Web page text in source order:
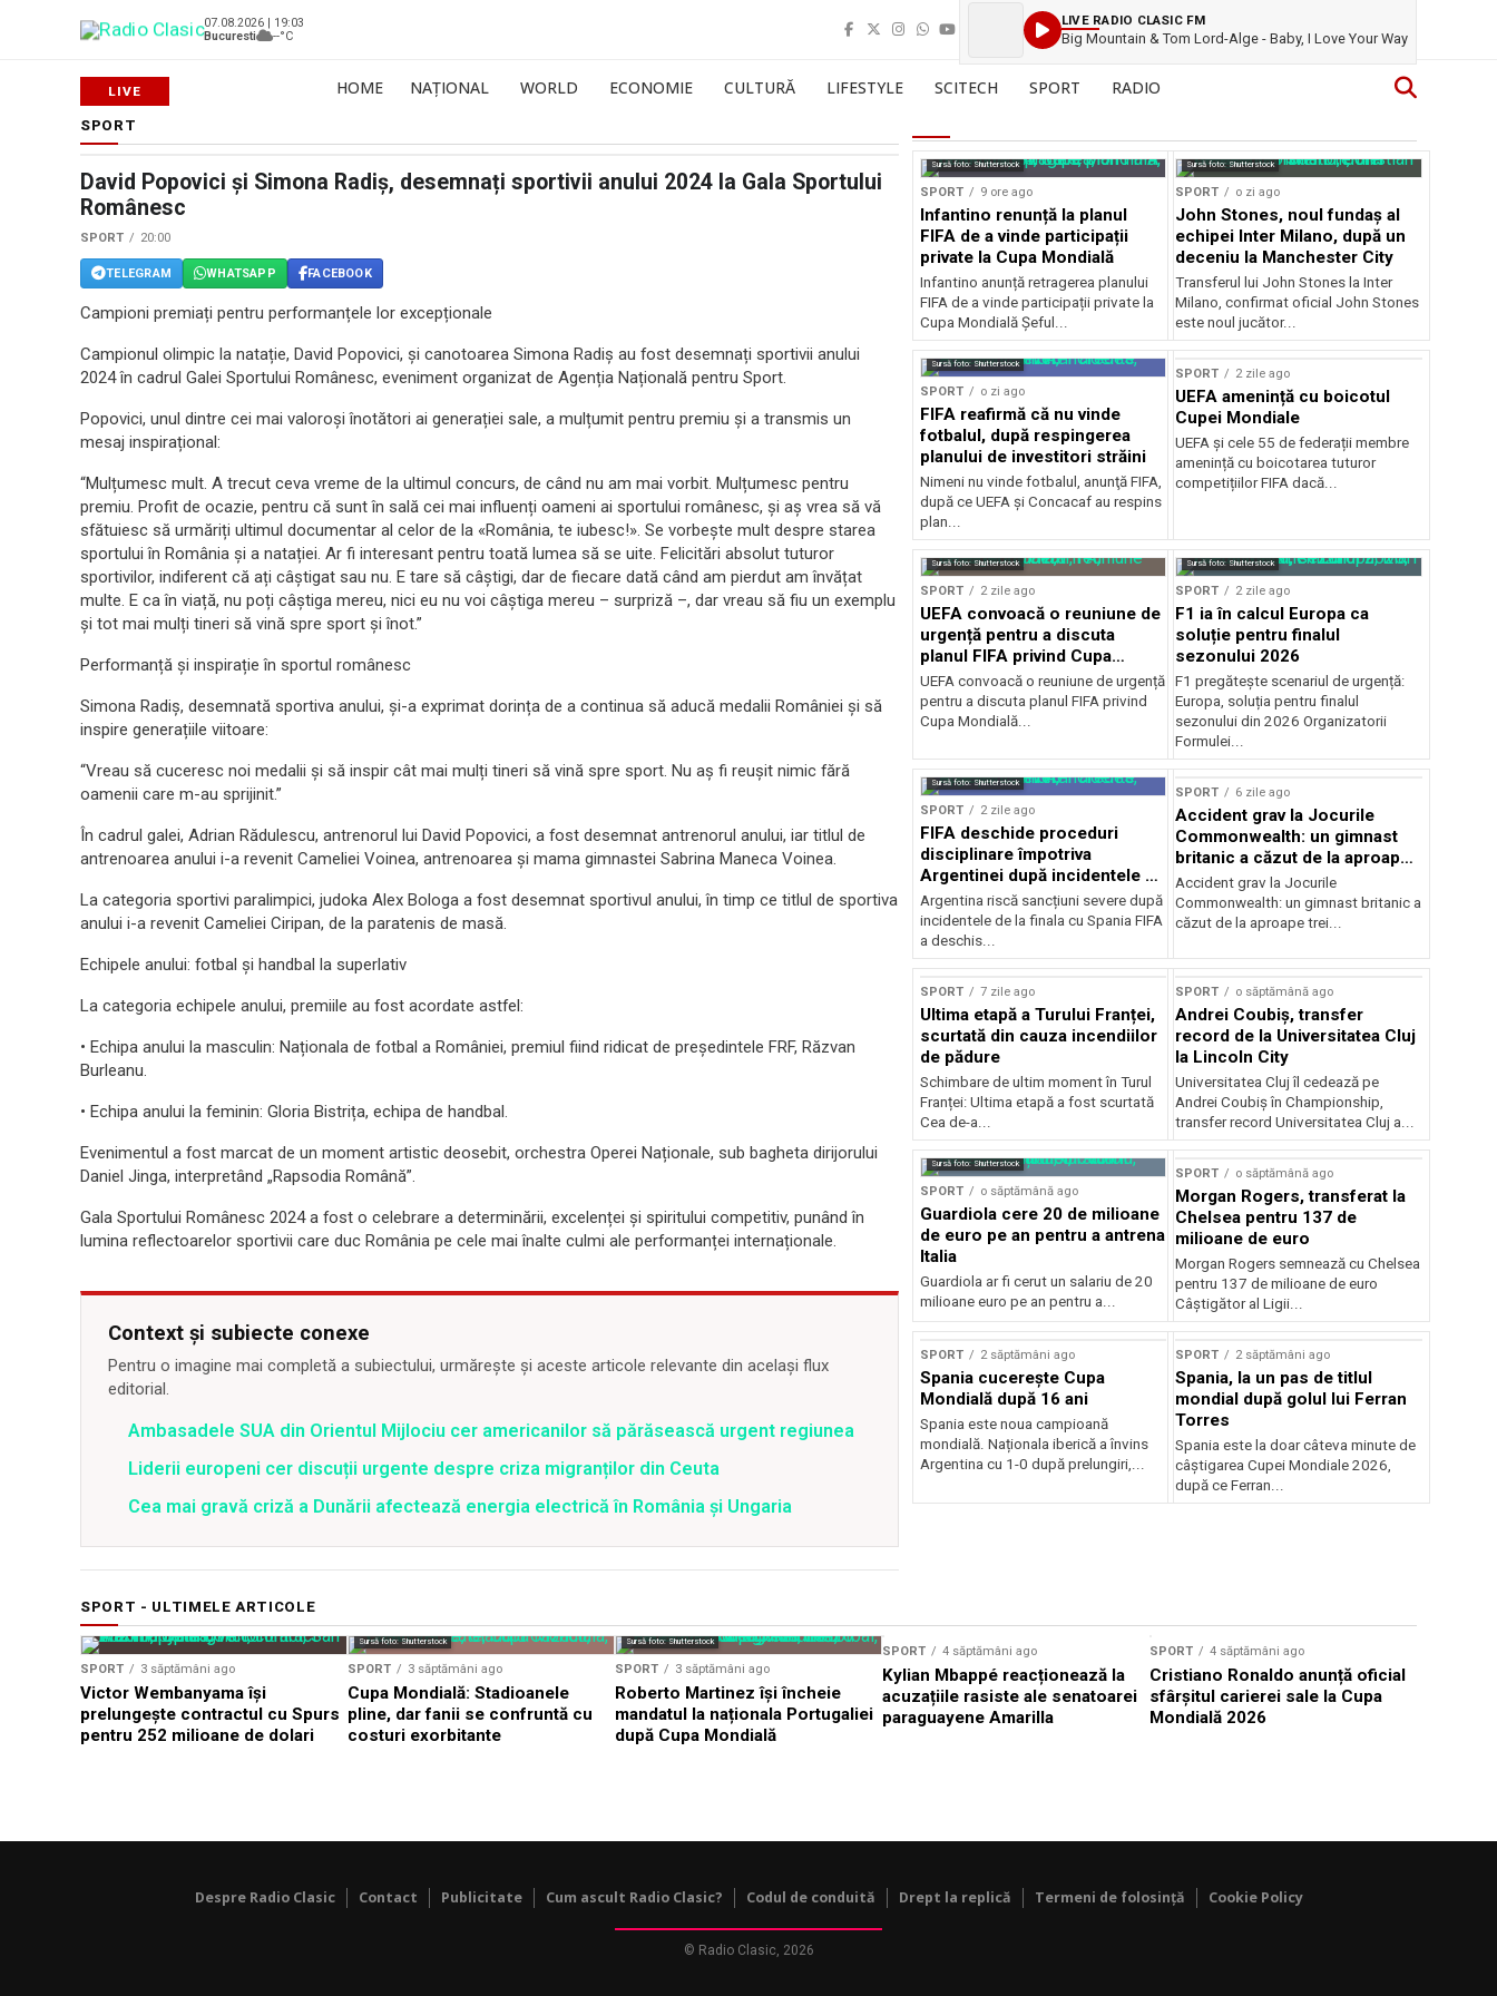
07.08.2026 | 19:03
Bucuresti
--°C
LIVE RADIO CLASIC FM
Big Mountain & Tom Lord-Alge - Baby, I Love Your Way
HOME NAȚIONAL WORLD ECONOMIE CULTURĂ LIFESTYLE SCITECH SPORT RADIO
SPORT
David Popovici și Simona Radiș, desemnați sportivii anului 2024 la Gala Sportului
Românesc
SPORT 20:00
TELEGRAM WHATSAPP FACEBOOK
Campioni premiați pentru performanțele lor excepționale
Campionul olimpic la natație, David Popovici, și canotoarea Simona Radiș au fost desemnați sportivii anului
2024 în cadrul Galei Sportului Românesc, eveniment organizat de Agenția Națională pentru Sport.
Popovici, unul dintre cei mai valoroși înotători ai generației sale, a mulțumit pentru premiu și a transmis un
mesaj inspirațional:
“Mulțumesc mult. A trecut ceva vreme de la ultimul concurs, de când nu am mai vorbit. Mulțumesc pentru
premiu. Profit de ocazie, pentru că sunt în sală cei mai influenți oameni ai sportului românesc, și aș vrea să vă
sfătuiesc să urmăriți ultimul documentar al celor de la «România, te iubesc!». Se vorbește mult despre starea
sportului în România și a natației. Ar fi interesant pentru toată lumea să se uite. Felicitări absolut tuturor
sportivilor, indiferent că ați câștigat sau nu. E tare să câștigi, dar de fiecare dată când am pierdut am învățat
multe. E ca în viață, nu poți câștiga mereu, nici eu nu voi câștiga mereu – surpriză –, dar vreau să fiu un exemplu
și tot mai mulți tineri să vină spre sport și înot.”
Performanță și inspirație în sportul românesc
Simona Radiș, desemnată sportiva anului, și-a exprimat dorința de a continua să aducă medalii României și să
inspire generațiile viitoare:
“Vreau să cuceresc noi medalii și să inspir cât mai mulți tineri să vină spre sport. Nu aș fi reușit nimic fără
oamenii care m-au sprijinit.”
În cadrul galei, Adrian Rădulescu, antrenorul lui David Popovici, a fost desemnat antrenorul anului, iar titlul de
antrenoarea anului i-a revenit Cameliei Voinea, antrenoarea și mama gimnastei Sabrina Maneca Voinea.
La categoria sportivi paralimpici, judoka Alex Bologa a fost desemnat sportivul anului, în timp ce titlul de sportiva
anului i-a revenit Cameliei Ciripan, de la paratenis de masă.
Echipele anului: fotbal și handbal la superlativ
La categoria echipele anului, premiile au fost acordate astfel:
• Echipa anului la masculin: Naționala de fotbal a României, premiul fiind ridicat de președintele FRF, Răzvan
Burleanu.
• Echipa anului la feminin: Gloria Bistrița, echipa de handbal.
Evenimentul a fost marcat de un moment artistic deosebit, orchestra Operei Naționale, sub bagheta dirijorului
Daniel Jinga, interpretând „Rapsodia Română”.
Gala Sportului Românesc 2024 a fost o celebrare a determinării, excelenței și spiritului competitiv, punând în
lumina reflectoarelor sportivii care duc România pe cele mai înalte culmi ale performanței internaționale.
Context și subiecte conexe
Pentru o imagine mai completă a subiectului, urmărește și aceste articole relevante din același flux
editorial.
Ambasadele SUA din Orientul Mijlociu cer americanilor să părăsească urgent regiunea
Liderii europeni cer discuții urgente despre criza migranților din Ceuta
Cea mai gravă criză a Dunării afectează energia electrică în România și Ungaria
Sursă foto: Shutterstock
SPORT 9 ore ago
Infantino renunță la planul
FIFA de a vinde participații
private la Cupa Mondială
Infantino anunță retragerea planului
FIFA de a vinde participații private la
Cupa Mondială Șeful...
Sursă foto: Shutterstock
SPORT o zi ago
John Stones, noul fundaș al
echipei Inter Milano, după un
deceniu la Manchester City
Transferul lui John Stones la Inter
Milano, confirmat oficial John Stones
este noul jucător...
Sursă foto: Shutterstock
SPORT o zi ago
FIFA reafirmă că nu vinde
fotbalul, după respingerea
planului de investitori străini
Nimeni nu vinde fotbalul, anunţă FIFA,
după ce UEFA şi Concacaf au respins
plan...
SPORT 2 zile ago
UEFA amenință cu boicotul
Cupei Mondiale
UEFA și cele 55 de federații membre
amenință cu boicotarea tuturor
competițiilor FIFA dacă...
Sursă foto: Shutterstock
SPORT 2 zile ago
UEFA convoacă o reuniune de
urgență pentru a discuta
planul FIFA privind Cupa
Mondială
UEFA convoacă o reuniune de urgență
pentru a discuta planul FIFA privind
Cupa Mondială...
Sursă foto: Shutterstock
SPORT 2 zile ago
F1 ia în calcul Europa ca
soluție pentru finalul
sezonului 2026
F1 pregătește scenariul de urgență:
Europa, soluția pentru finalul
sezonului din 2026 Organizatorii
Formulei...
Sursă foto: Shutterstock
SPORT 2 zile ago
FIFA deschide proceduri
disciplinare împotriva
Argentinei după incidentele de
la finala cu Spania
Argentina riscă sancțiuni severe după
incidentele de la finala cu Spania FIFA
a deschis...
SPORT 6 zile ago
Accident grav la Jocurile
Commonwealth: un gimnast
britanic a căzut de la aproape
trei metri
Accident grav la Jocurile
Commonwealth: un gimnast britanic a
căzut de la aproape trei...
SPORT 7 zile ago
Ultima etapă a Turului Franței,
scurtată din cauza incendiilor
de pădure
Schimbare de ultim moment în Turul
Franței: Ultima etapă a fost scurtată
Cea de-a...
SPORT o săptămână ago
Andrei Coubiș, transfer
record de la Universitatea Cluj
la Lincoln City
Universitatea Cluj îl cedează pe
Andrei Coubiș în Championship,
transfer record Universitatea Cluj a...
Sursă foto: Shutterstock
SPORT o săptămână ago
Guardiola cere 20 de milioane
de euro pe an pentru a antrena
Italia
Guardiola ar fi cerut un salariu de 20
milioane euro pe an pentru a...
SPORT o săptămână ago
Morgan Rogers, transferat la
Chelsea pentru 137 de
milioane de euro
Morgan Rogers semnează cu Chelsea
pentru 137 de milioane de euro
Câștigător al Ligii...
SPORT 2 săptămâni ago
Spania cucerește Cupa
Mondială după 16 ani
Spania este noua campioană
mondială. Naționala iberică a învins
Argentina cu 1-0 după prelungiri,...
SPORT 2 săptămâni ago
Spania, la un pas de titlul
mondial după golul lui Ferran
Torres
Spania este la doar câteva minute de
câștigarea Cupei Mondiale 2026,
după ce Ferran...
SPORT - ULTIMELE ARTICOLE
SPORT 3 săptămâni ago
Victor Wembanyama își
prelungește contractul cu Spurs
pentru 252 milioane de dolari
Sursă foto: Shutterstock
SPORT 3 săptămâni ago
Cupa Mondială: Stadioanele
pline, dar fanii se confruntă cu
costuri exorbitante
Sursă foto: Shutterstock
SPORT 3 săptămâni ago
Roberto Martinez își încheie
mandatul la naționala Portugaliei
după Cupa Mondială
SPORT 4 săptămâni ago
Kylian Mbappé reacționează la
acuzațiile rasiste ale senatoarei
paraguayene Amarilla
SPORT 4 săptămâni ago
Cristiano Ronaldo anunță oficial
sfârșitul carierei sale la Cupa
Mondială 2026
Despre Radio Clasic Contact Publicitate Cum ascult Radio Clasic? Codul de conduită Drept la replică Termeni de folosință Cookie Policy
© Radio Clasic, 2026